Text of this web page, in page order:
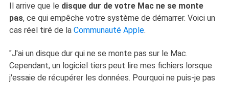
Il arrive que le disque dur de votre Mac ne se monte
pas, ce qui empêche votre système de démarrer. Voici un
cas réel tiré de la Communauté Apple.
"J'ai un disque dur qui ne se monte pas sur le Mac.
Cependant, un logiciel tiers peut lire mes fichiers lorsque
j'essaie de récupérer les données. Pourquoi ne puis-je pas